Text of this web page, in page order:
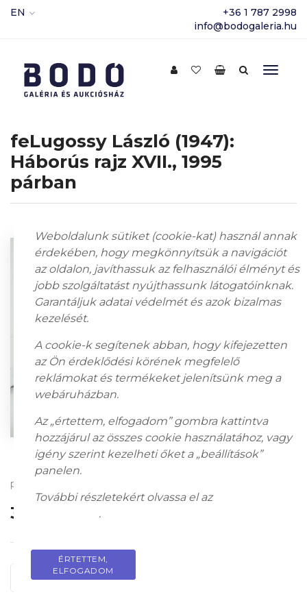
EN
+36 1 787 2998
info@bodogaleria.hu
feLugossy László (1947):
Háborús rajz XVII., 1995
párban
pasztell, karton; 45,5 x 60,5 cm; Jelezve jobbra lent: Gráber M
360 000 Ft
Weboldalunk sütiket (cookie-kat) használ annak
érdekében, hogy megkönnyítsük a navigációt
az oldalon, javíthassuk az felhasználói élményt és
jobb szolgáltatást nyújthassunk látogatóinknak.
Garantáljuk adatai védelmét és azok bizalmas
kezelését.
A cookie-k segítenek abban, hogy kifejezetten
az Ön érdeklődési körének megfelelő
reklámokat és termékeket jelenítsünk meg a
webáruházban.
Az „értettem, elfogadom” gombra kattintva
hozzájárul az összes cookie használatához, vagy
igény szerint kezelheti őket a „beállítások”
panelen.
További részletekért olvassa el az
.
ÉRTETTEM,
ELFOGADOM